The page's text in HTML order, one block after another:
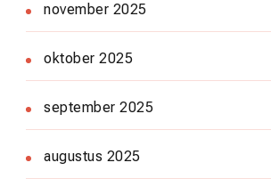
november 2025
oktober 2025
september 2025
augustus 2025